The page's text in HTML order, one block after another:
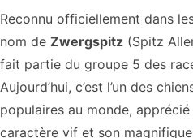
Reconnu officiellement dans
nom de Zwergspitz (Spitz
fait partie du groupe 5 des
Aujourd’hui, c’est l’un des
populaires au monde,
caractère vif et son